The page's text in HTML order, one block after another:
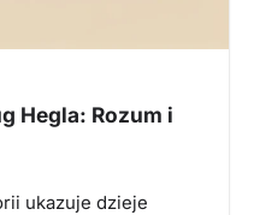
Hegla: Rozum i
ukazuje dzieje